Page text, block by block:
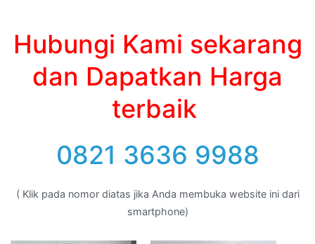
Hubungi Kami sekarang
dan Dapatkan Harga
terbaik
0821 3636 9988
( Klik pada nomor diatas jika Anda membuka website ini dari
smartphone)